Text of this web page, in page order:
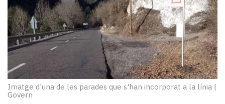
Reportatges
Entrevistes
Enquestes
A
escena!
Dis
la
teva!
Subscriptors
Imatge d'una de les parades que s'han incorporat a la línia |
Govern